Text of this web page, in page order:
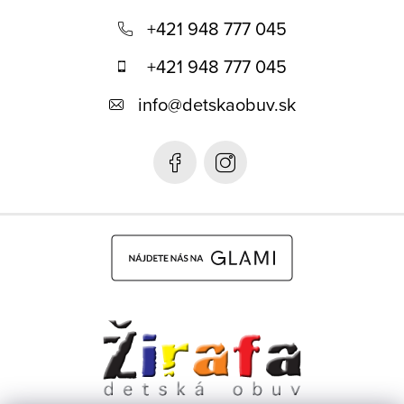
+421 948 777 045
+421 948 777 045
info@detskaobuv.sk